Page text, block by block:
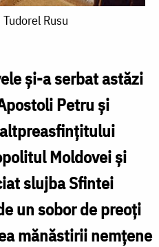
Rusu
şi-a serbat astăzi
Petru și
Moldovei şi
slujba Sfintei
un sobor de preoţi
mănăstirii nemțene